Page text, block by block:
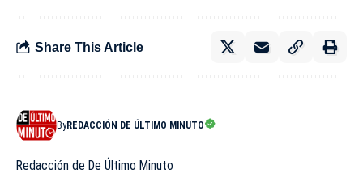
Share This Article
ByREDACCIÓN DE ÚLTIMO MINUTO
Redacción de De Último Minuto